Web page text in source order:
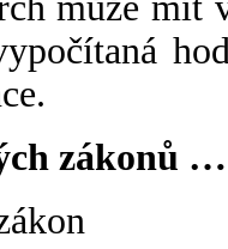
zákonů …